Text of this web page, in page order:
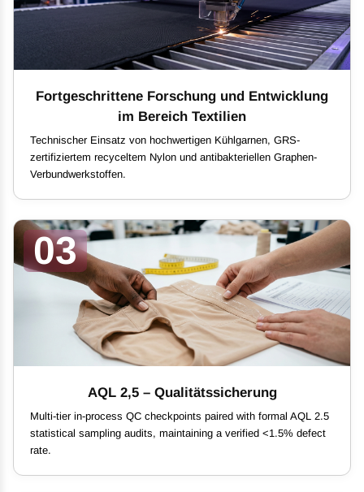
Fortgeschrittene Forschung und Entwicklung
im Bereich Textilien
Technischer Einsatz von hochwertigen Kühlgarnen, GRS-
zertifiziertem recyceltem Nylon und antibakteriellen Graphen-
Verbundwerkstoffen.
03
AQL 2,5 – Qualitätssicherung
Multi-tier in-process QC checkpoints paired with formal AQL 2.5
statistical sampling audits, maintaining a verified <1.5% defect
rate.